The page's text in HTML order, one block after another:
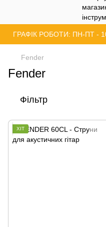
ГРАФІК РОБОТИ: ПН-ПТ -
Fender
Fender
Фільтр
ХІТ